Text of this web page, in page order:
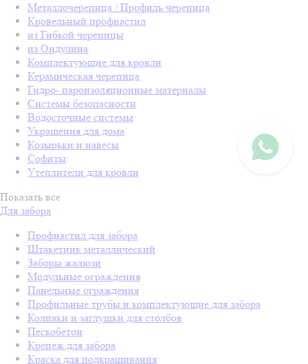
Металлочерепица / Профиль черепица
Кровельный профнастил
из Гибкой черепицы
из Ондулина
Комплектующие для кровли
Керамическая черепица
Гидро- пароизоляционные материалы
Системы безопасности
Водосточные системы
Украшения для дома
Козырьки и навесы
Софиты
Утеплители для кровли
Показать все
Для забора
Профнастил для забора
Штакетник металлический
Заборы жалюзи
Модульные ограждения
Панельные ограждения
Профильные трубы и комплектующие для забора
Колпаки и заглушки для столбов
Пескобетон
Крепеж для забора
Краска для подкрашивания